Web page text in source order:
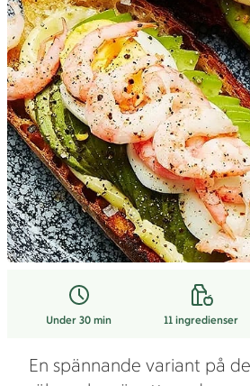
Under 30 min 11ingredienser
En spännande variant på